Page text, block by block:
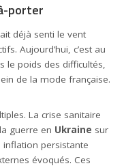
porter
déjà senti le vent
Aujourd’hui, c’est au
poids des difficultés,
de la mode française.
La crise sanitaire
guerre en Ukraine sur
inflation persistante
évoqués. Ces